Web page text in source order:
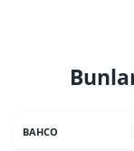
BAHCO